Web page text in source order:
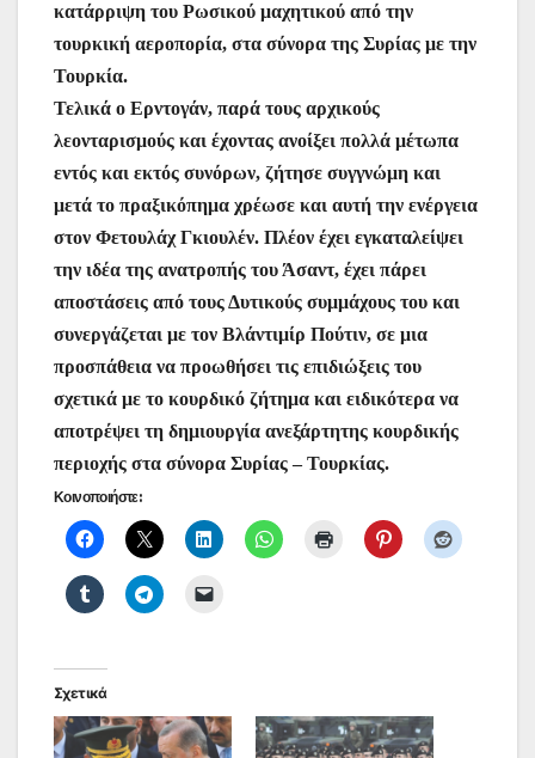
κατάρριψη του Ρωσικού μαχητικού από την
τουρκική αεροπορία, στα σύνορα της Συρίας με την
Τουρκία.
Τελικά ο Ερντογάν, παρά τους αρχικούς
λεονταρισμούς και έχοντας ανοίξει πολλά μέτωπα
εντός και εκτός συνόρων, ζήτησε συγγνώμη και
μετά το πραξικόπημα χρέωσε και αυτή την ενέργεια
στον Φετουλάχ Γκιουλέν. Πλέον έχει εγκαταλείψει
την ιδέα της ανατροπής του Άσαντ, έχει πάρει
αποστάσεις από τους Δυτικούς συμμάχους του και
συνεργάζεται με τον Βλάντιμίρ Πούτιν, σε μια
προσπάθεια να προωθήσει τις επιδιώξεις του
σχετικά με το κουρδικό ζήτημα και ειδικότερα να
αποτρέψει τη δημιουργία ανεξάρτητης κουρδικής
περιοχής στα σύνορα Συρίας – Τουρκίας.
Κοινοποιήστε:
Σχετικά